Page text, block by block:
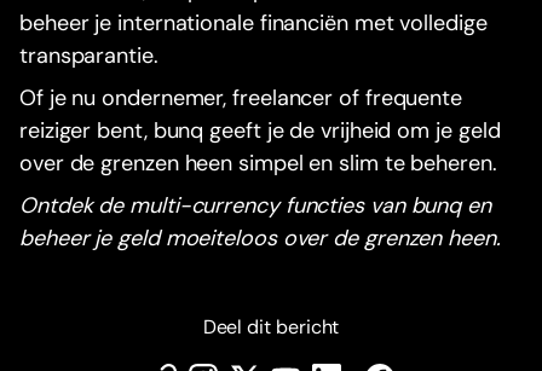
beheer je internationale financiën met volledige
transparantie.
Of je nu ondernemer, freelancer of frequente
reiziger bent, bunq geeft je de vrijheid om je geld
over de grenzen heen simpel en slim te beheren.
Ontdek de multi-currency functies van bunq en
beheer je geld moeiteloos over de grenzen heen.
Deel dit bericht